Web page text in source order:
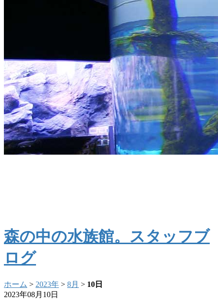
森の中の水族館。スタッフブ
ログ
ホーム > 2023年 > 8月 > 10日
2023年08月10日